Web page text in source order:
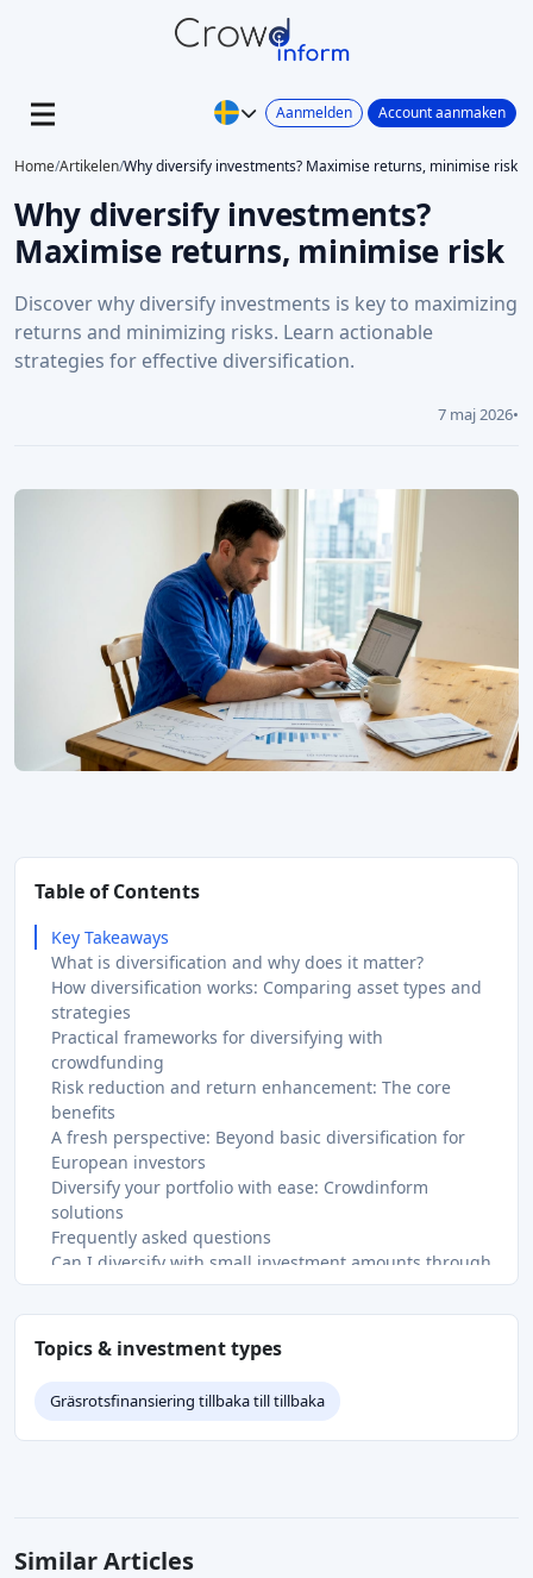
Aanmelden Account aanmaken
Home/Artikelen/Why diversify investments? Maximise returns, minimise risk
Why diversify investments?
Maximise returns, minimise risk
Discover why diversify investments is key to maximizing
returns and minimizing risks. Learn actionable
strategies for effective diversification.
7 maj 2026•
Table of Contents
Key Takeaways
What is diversification and why does it matter?
How diversification works: Comparing asset types and
strategies
Practical frameworks for diversifying with
crowdfunding
Risk reduction and return enhancement: The core
benefits
A fresh perspective: Beyond basic diversification for
European investors
Diversify your portfolio with ease: Crowdinform
solutions
Frequently asked questions
Can I diversify with small investment amounts through
crowdfunding?
Does diversification guarantee higher returns?
How should I decide the right mix of assets for my
portfolio?
What are common mistakes with diversification?
Recommended
Topics & investment types
Gräsrotsfinansiering tillbaka till tillbaka
Similar Articles